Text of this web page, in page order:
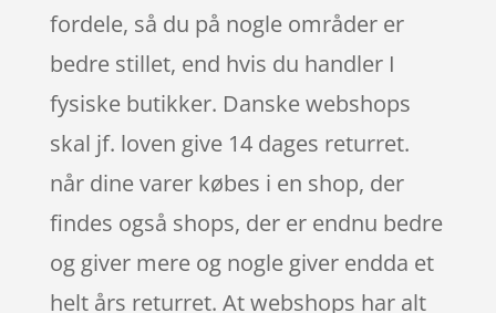
fordele, så du på nogle områder er
bedre stillet, end hvis du handler I
fysiske butikker. Danske webshops
skal jf. loven give 14 dages returret.
når dine varer købes i en shop, der
findes også shops, der er endnu bedre
og giver mere og nogle giver endda et
helt års returret. At webshops har alt